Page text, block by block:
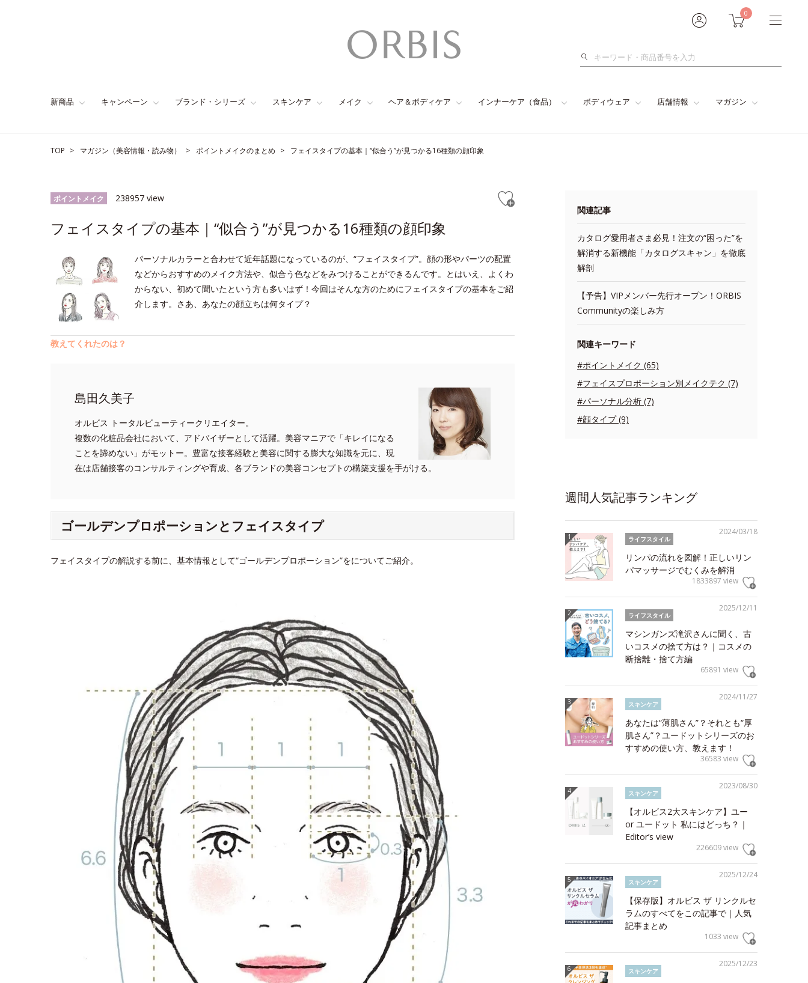
0
検
新商品 キャンペーン ブランド・シリーズ スキンケア メイク ヘア＆ボディケア インナーケア（食品） ボディウェア 店舗情報 マガジン
TOP マガジン（美容情報・読み物） ポイントメイクのまとめ フェイスタイプの基本｜“似合う”が見つかる16種類の顔印象
ポイントメイク 238957 view
フェイスタイプの基本｜“似合う”が見つかる16種類の顔印象
パーソナルカラーと合わせて近年話題になっているのが、“フェイスタイプ”。顔の形やパーツの配置
などからおすすめのメイク方法や、似合う色などをみつけることができるんです。とはいえ、よくわ
からない、初めて聞いたという方も多いはず！今回はそんな方のためにフェイスタイプの基本をご紹
介します。さあ、あなたの顔立ちは何タイプ？
教えてくれたのは？
島田久美子
オルビス トータルビューティークリエイター。
複数の化粧品会社において、アドバイザーとして活躍。美容マニアで「キレイになる
ことを諦めない」がモットー。豊富な接客経験と美容に関する膨大な知識を元に、現
在は店舗接客のコンサルティングや育成、各ブランドの美容コンセプトの構築支援を手がける。
ゴールデンプロポーションとフェイスタイプ
フェイスタイプの解説する前に、基本情報として“ゴールデンプロポーション”をについてご紹介。
関連記事
カタログ愛用者さま必見！注文の“困った”を
解消する新機能「カタログスキャン」を徹底
解剖
【予告】VIPメンバー先行オープン！ORBIS
Communityの楽しみ方
関連キーワード
#ポイントメイク (65)
#フェイスプロポーション別メイクテク (7)
#パーソナル分析 (7)
#顔タイプ (9)
週間人気記事ランキング
2024/03/18
ライフスタイル
リンパの流れを図解！正しいリン
パマッサージでむくみを解消
1833897 view
2025/12/11
ライフスタイル
マシンガンズ滝沢さんに聞く、古
いコスメの捨て方は？｜コスメの
断捨離・捨て方編
65891 view
2024/11/27
スキンケア
あなたは“薄肌さん”？それとも“厚
肌さん”？ユードットシリーズのお
すすめの使い方、教えます！
36583 view
2023/08/30
スキンケア
【オルビス2大スキンケア】ユー
or ユードット 私にはどっち？｜
Editor’s view
226609 view
2025/12/24
スキンケア
【保存版】オルビス ザ リンクルセ
ラムのすべてをこの記事で｜人気
記事まとめ
1033 view
2025/12/23
スキンケア